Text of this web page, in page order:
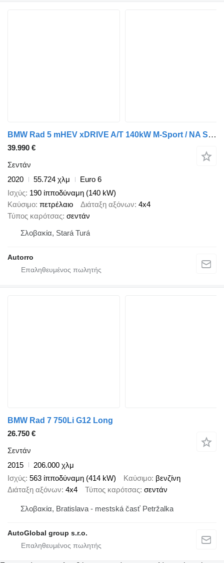
BMW Rad 5 mHEV xDRIVE A/T 140kW M-Sport / NA SPLÁTKY / NA PROTIÚČET
39.990 €
Σεντάν
2020
55.724 χλμ
Euro 6
Ισχύς 190 ίπποδύναμη (140 kW)
Καύσιμο πετρέλαιο Διάταξη αξόνων 4x4
Τύπος καρότσας σεντάν
Σλοβακία, Stará Turá
Autorro
BMW Rad 7 750Li G12 Long
26.750 €
Σεντάν
2015
206.000 χλμ
Ισχύς 563 ίπποδύναμη (414 kW) Καύσιμο βενζίνη
Διάταξη αξόνων 4x4 Τύπος καρότσας σεντάν
Σλοβακία, Bratislava - mestská časť Petržalka
AutoGlobal group s.r.o.